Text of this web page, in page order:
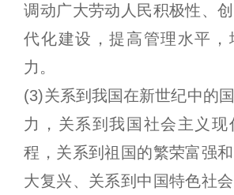
调动广大劳动人民积极性、
代化建设，提高管理水平，
力。
(3)关系到我国在新世纪中的
力，关系到我国社会主义现
程，关系到祖国的繁荣富强
大复兴、关系到中国特色社